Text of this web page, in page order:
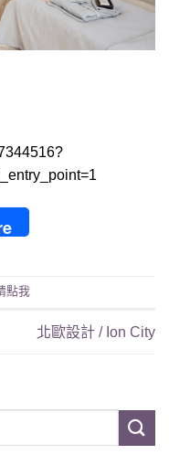
點我
北歐設計 / Ion City